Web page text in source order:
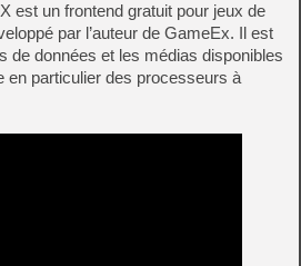
est un frontend gratuit pour jeux de
par l’auteur de GameEx. Il est
de données et les médias disponibles
en particulier des processeurs à